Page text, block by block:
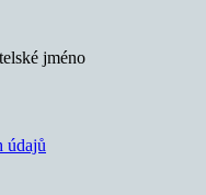
jméno
údajů